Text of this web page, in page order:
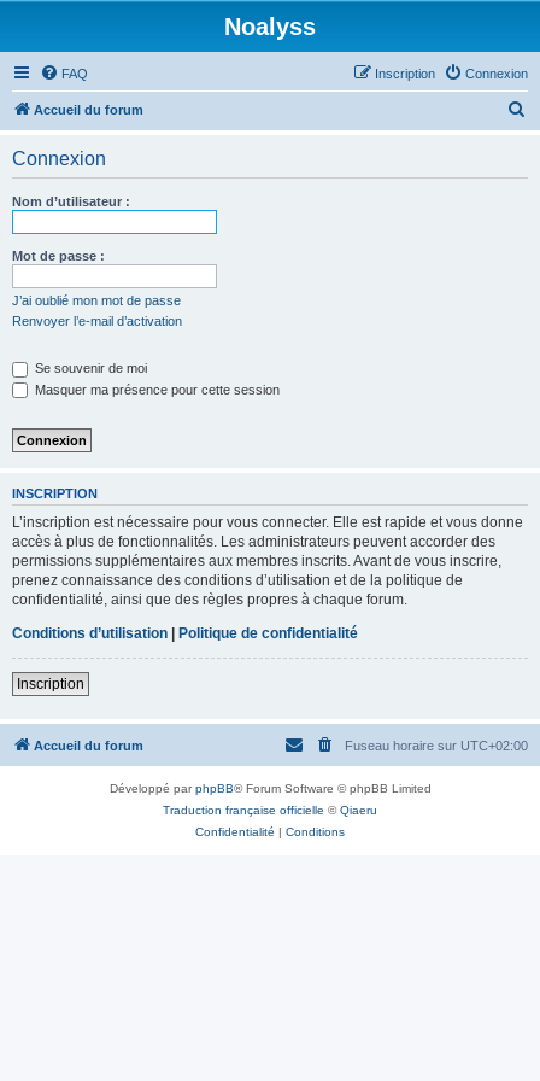
Noalyss
FAQ Connexion
Inscription
Accueil du forum
Connexion
Nom d’utilisateur :
Mot de passe :
J’ai oublié mon mot de passe
Renvoyer l’e-mail d’activation
Se souvenir de moi
Masquer ma présence pour cette session
INSCRIPTION
L’inscription est nécessaire pour vous connecter. Elle est rapide et vous donne
accès à plus de fonctionnalités. Les administrateurs peuvent accorder des
permissions supplémentaires aux membres inscrits. Avant de vous inscrire,
prenez connaissance des conditions d’utilisation et de la politique de
confidentialité, ainsi que des règles propres à chaque forum.
Conditions d’utilisation | Politique de confidentialité
Inscription
Accueil du forum Fuseau horaire sur UTC+02:00
Développé parphpBB® Forum Software © phpBB Limited
Traduction française officielle ©Qiaeru
Confidentialité | Conditions